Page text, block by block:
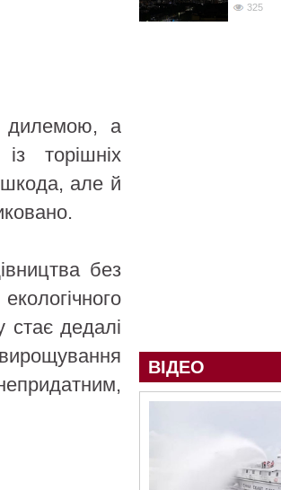
дилемою, а
торішніх
шкода, але й
без
стає дедалі
325
ВІДЕО